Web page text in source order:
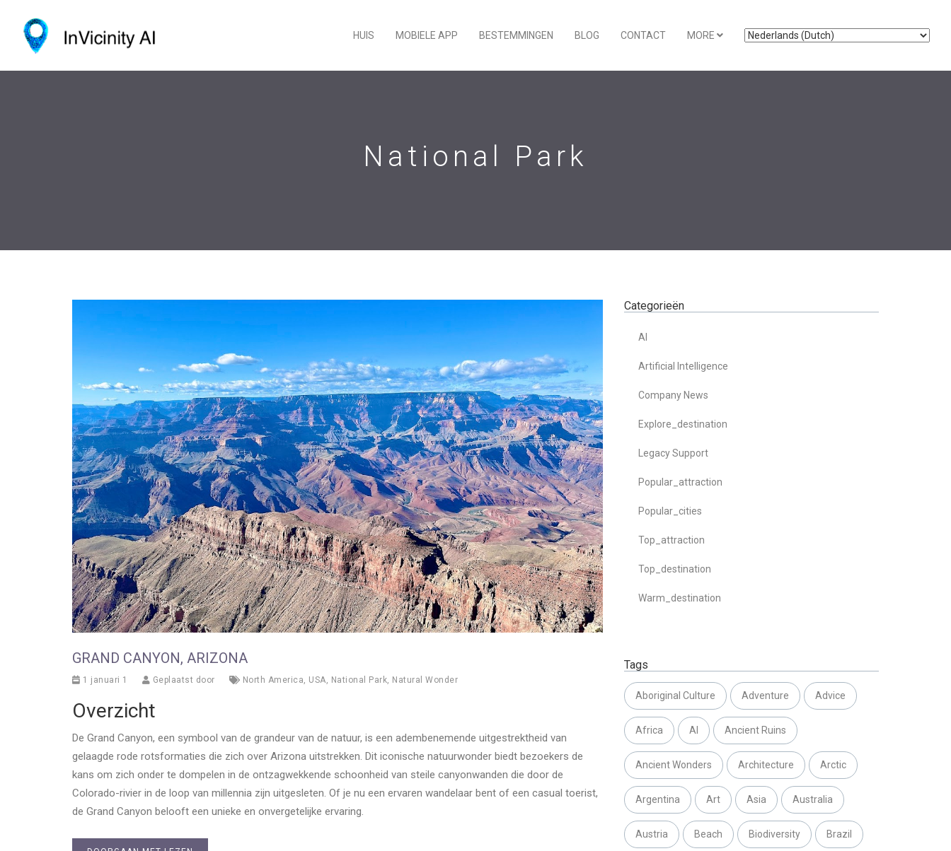
HUIS MOBIELE APP BESTEMMINGEN BLOG CONTACT MORE
National Park
GRAND CANYON, ARIZONA
1 januari 1 Geplaatst door North America USA National Park Natural Wonder
Overzicht
De Grand Canyon, een symbool van de grandeur van de natuur, is een adembenemende uitgestrektheid van
gelaagde rode rotsformaties die zich over Arizona uitstrekken. Dit iconische natuurwonder biedt bezoekers de
kans om zich onder te dompelen in de ontzagwekkende schoonheid van steile canyonwanden die door de
Colorado-rivier in de loop van millennia zijn uitgesleten. Of je nu een ervaren wandelaar bent of een casual toerist,
de Grand Canyon belooft een unieke en onvergetelijke ervaring.
Categorieën
AI
Artificial Intelligence
Company News
Explore_destination
Legacy Support
Popular_attraction
Popular_cities
Top_attraction
Top_destination
Warm_destination
Tags
Aboriginal Culture Adventure Advice
Africa AI Ancient Ruins
Ancient Wonders Architecture Arctic
Argentina Art Asia Australia
Austria Beach Biodiversity Brazil